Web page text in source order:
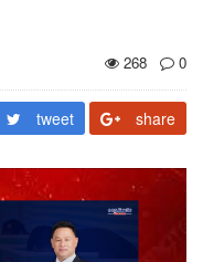
268
0
tweet share